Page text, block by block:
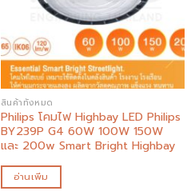
สินค้าทั้งหมด
Philips โคมไฟ Highbay LED Philips
BY239P G4 60W 100W 150W
และ 200w Smart Bright Highbay
อ่านเพิ่ม